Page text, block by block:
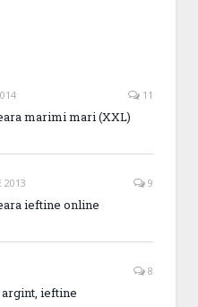
11
marimi mari (XXL)
2013 9
ieftine online
8
ieftine